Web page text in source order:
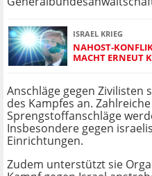
ISRAEL KRIEG
NAHOST-
MACHT ERNEUT
Anschläge gegen Zivilisten
des Kampfes an.
Sprengstoffanschläge
Insbesondere gegen
Einrichtungen.
Zudem unterstützt sie